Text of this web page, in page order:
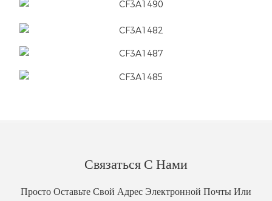
Связаться С Нами
Просто Оставьте Свой Адрес Электронной Почты Или